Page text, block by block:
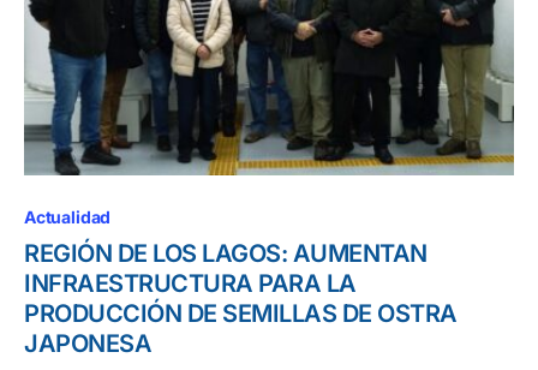
Actualidad
REGIÓN DE LOS LAGOS: AUMENTAN
INFRAESTRUCTURA PARA LA
PRODUCCIÓN DE SEMILLAS DE OSTRA
JAPONESA